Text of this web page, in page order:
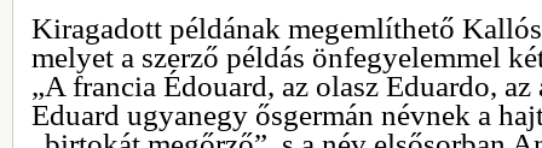
Kiragadott példának megemlíthető
melyet a szerző példás önfegyelemmel
„A francia Édouard, az olasz Eduardo,
Eduard ugyanegy ősgermán névnek a